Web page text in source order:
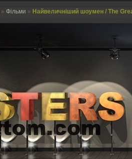
» Фільми » Найвеличніший шоумен / The